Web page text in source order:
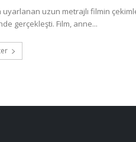
uyarlanan uzun metrajlı filmin
gerçekleşti. Film, anne...